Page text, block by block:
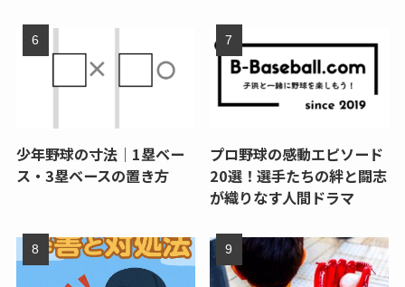
少年野球の寸法｜1塁ベー
ス・3塁ベースの置き方
プロ野球の感動エピソード
20選！選手たちの絆と闘志
が織りなす人間ドラマ